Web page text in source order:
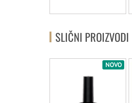
SLIČNI PROIZVODI
NOVO